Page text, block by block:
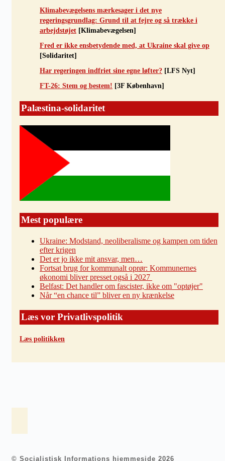
Klimabevægelsens mærkesager i det nye
regeringsgrundlag: Grund til at fejre og så trække i
arbejdstøjet [Klimabevægelsen]
Fred er ikke ensbetydende med, at Ukraine skal give op
[Solidaritet]
Har regeringen indfriet sine egne løfter? [LFS Nyt]
FT-26: Stem og bestem! [3F København]
Palæstina-solidaritet
Mest populære
Ukraine: Modstand, neoliberalisme og kampen om tiden
efter krigen
Det er jo ikke mit ansvar, men…
Fortsat brug for kommunalt oprør: Kommunernes
økonomi bliver presset også i 2027
Belfast: Det handler om fascister, ikke om "optøjer"
Når “en chance til” bliver en ny krænkelse
Læs vor Privatlivspolitik
Læs politikken
© Socialistisk Informations hjemmeside 2026